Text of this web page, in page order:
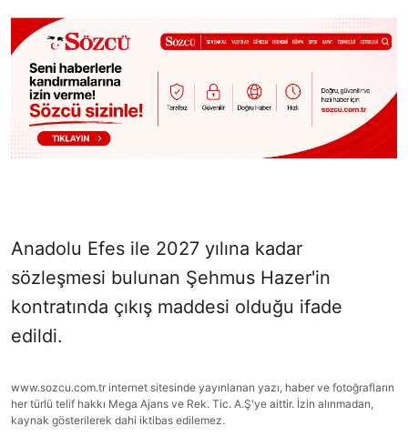
Anadolu Efes ile 2027 yılına kadar
sözleşmesi bulunan Şehmus Hazer'in
kontratında çıkış maddesi olduğu ifade
edildi.
www.sozcu.com.tr internet sitesinde yayınlanan yazı, haber ve fotoğrafların
her türlü telif hakkı Mega Ajans ve Rek. Tic. A.Ş'ye aittir. İzin alınmadan,
kaynak gösterilerek dahi iktibas edilemez.